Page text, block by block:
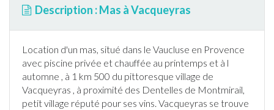
Description : Mas à Vacqueyras
Location d'un mas, situé dans le Vaucluse en Provence
avec piscine privée et chauffée au printemps et à l
automne , à 1 km 500 du pittoresque village de
Vacqueyras , à proximité des Dentelles de Montmirail,
petit village réputé pour ses vins. Vacqueyras se trouve